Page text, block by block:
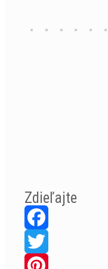
Zdieľajte
Facebook
Twitter